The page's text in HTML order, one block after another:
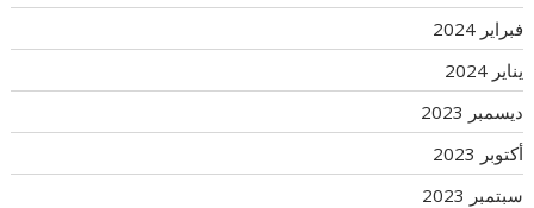
فبراير 2024
يناير 2024
ديسمبر 2023
أكتوبر 2023
سبتمبر 2023